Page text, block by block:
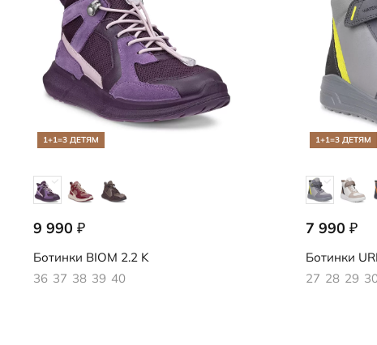
1+1=3 ДЕТЯМ
9 990 ₽
710913/61790
Ботинки BIOM 2.2 K
36 37 38 39 40
1+1=3 ДЕТЯМ
7 990 ₽
722412/61883
Ботинки
27 28 29 30